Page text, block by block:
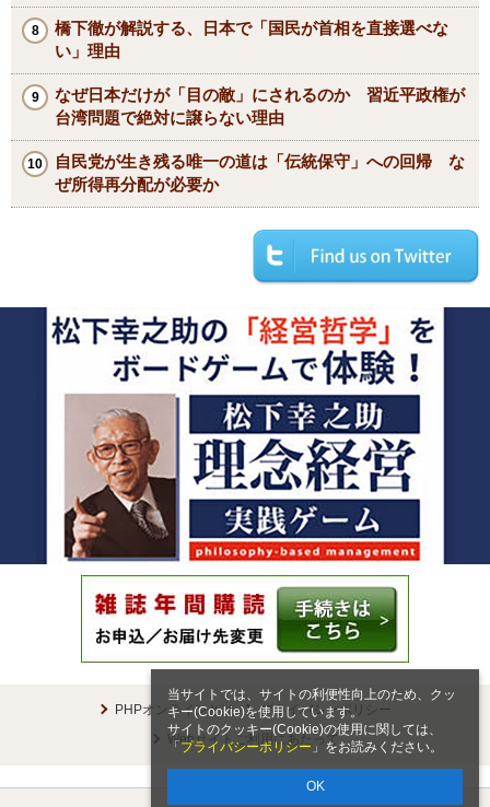
当サイトでは、サイトの利便性向上のため、クッ
キー(Cookie)を使用しています。
サイトのクッキー(Cookie)の使用に関しては、
「 プライバシーポリシー 」をお読みください。
OK
橋下徹が解説する、日本で「国民が首相を直接選べな
い」理由
なぜ日本だけが「目の敵」にされるのか 習近平政権が
台湾問題で絶対に譲らない理由
自民党が生き残る唯一の道は「伝統保守」への回帰 な
ぜ所得再分配が必要か
PHPオンラインとは
プライバシーポリシー
Webサイトご利用にあたって